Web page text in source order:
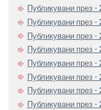
Публикувани през -
Публикувани през -
Публикувани през -
Публикувани през -
Публикувани през -
Публикувани през -
Публикувани през -
Публикувани през -